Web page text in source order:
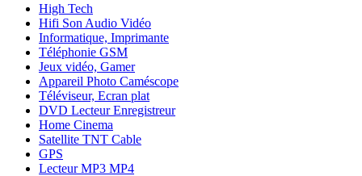
High Tech
Hifi Son Audio Vidéo
Informatique, Imprimante
Téléphonie GSM
Jeux vidéo, Gamer
Appareil Photo Caméscope
Téléviseur, Ecran plat
DVD Lecteur Enregistreur
Home Cinema
Satellite TNT Cable
GPS
Lecteur MP3 MP4